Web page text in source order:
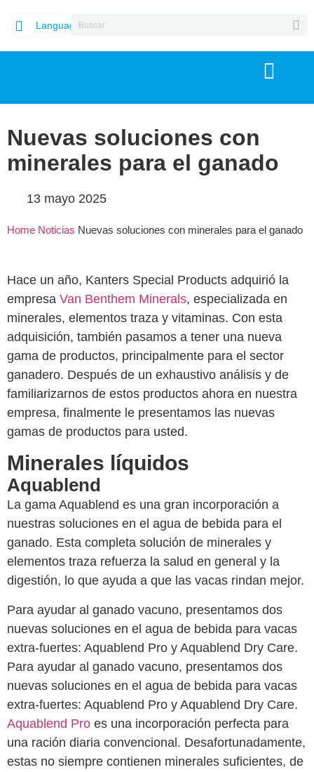
Language
Nuevas soluciones con
minerales para el ganado
13 mayo 2025
Home Noticias Nuevas soluciones con minerales para el ganado
Hace un año, Kanters Special Products adquirió la
empresa Van Benthem Minerals, especializada en
minerales, elementos traza y vitaminas. Con esta
adquisición, también pasamos a tener una nueva
gama de productos, principalmente para el sector
ganadero. Después de un exhaustivo análisis y de
familiarizarnos de estos productos ahora en nuestra
empresa, finalmente le presentamos las nuevas
gamas de productos para usted.
Minerales líquidos
Aquablend
La gama Aquablend es una gran incorporación a
nuestras soluciones en el agua de bebida para el
ganado. Esta completa solución de minerales y
elementos traza refuerza la salud en general y la
digestión, lo que ayuda a que las vacas rindan mejor.
Para ayudar al ganado vacuno, presentamos dos
nuevas soluciones en el agua de bebida para vacas
extra-fuertes: Aquablend Pro y Aquablend Dry Care.
Para ayudar al ganado vacuno, presentamos dos
nuevas soluciones en el agua de bebida para vacas
extra-fuertes: Aquablend Pro y Aquablend Dry Care.
Aquablend Pro es una incorporación perfecta para
una ración diaria convencional. Desafortunadamente,
estas no siempre contienen minerales suficientes, de